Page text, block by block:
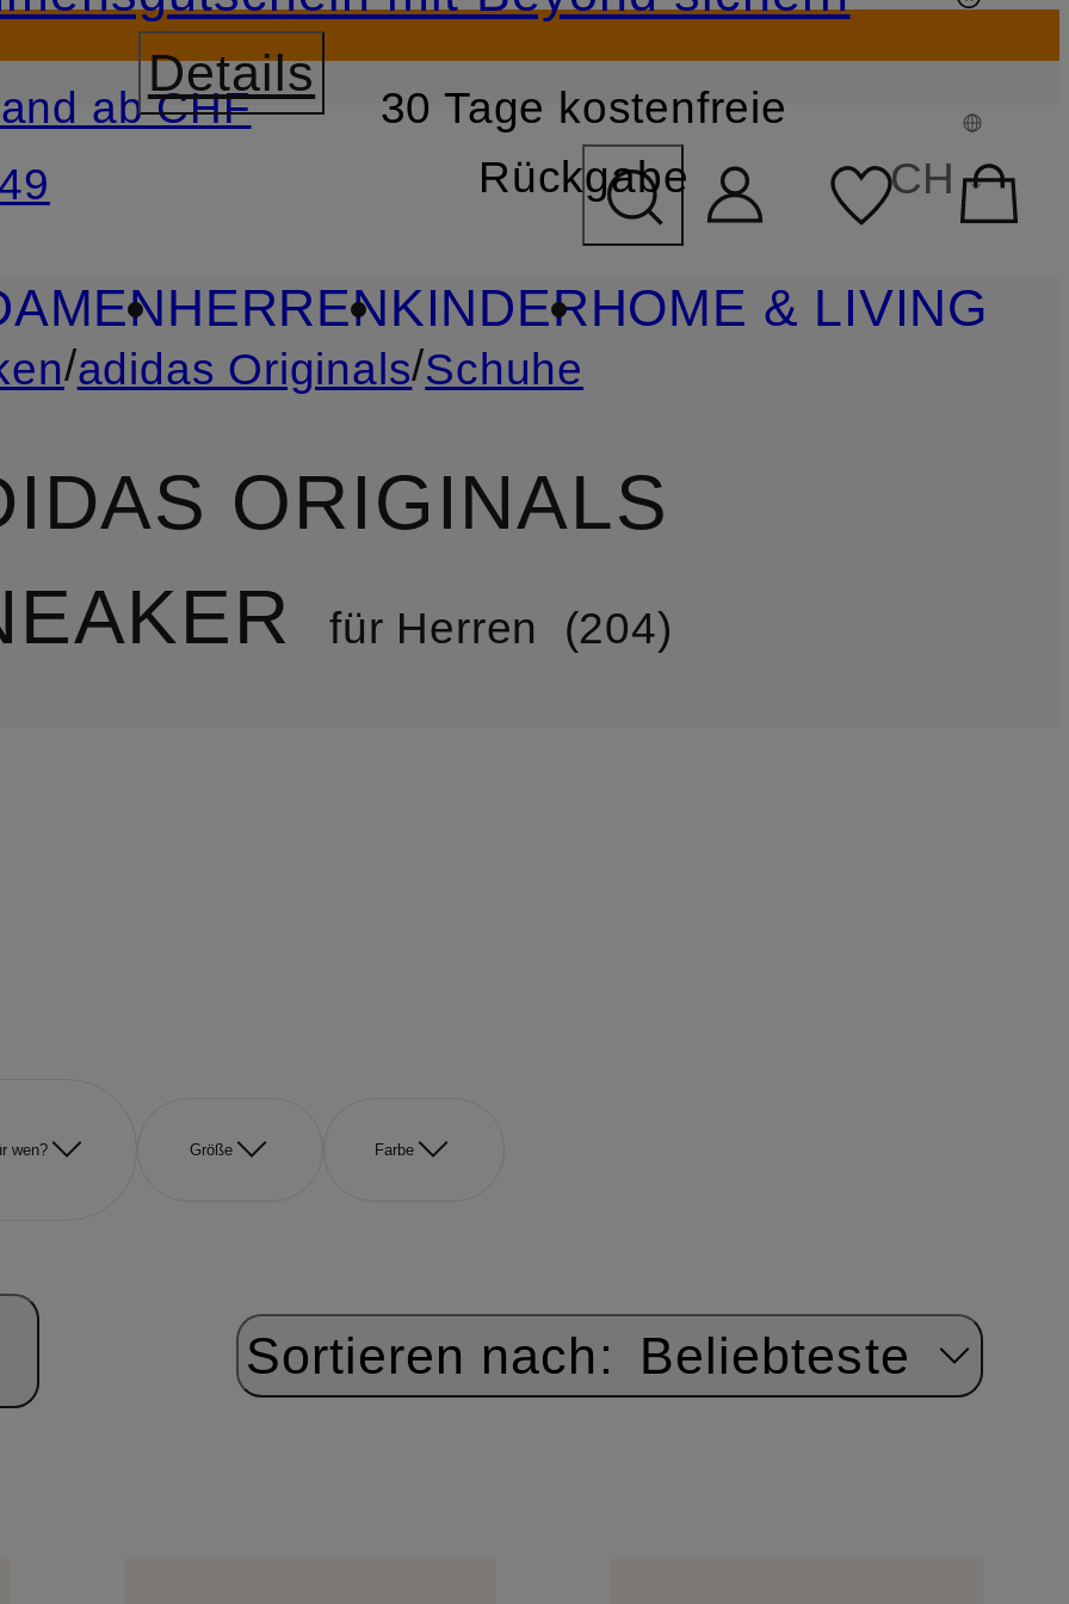
ZUM SUCHFELD ÜBERSPRINGEN
Details
ab CHF
30 Tage kostenfreie
Rückgabe
CH
HERRENKINDERHOME & LIVING
/adidas Originals/Schuhe
ORIGINALS
für Herren 204
wen? Größe Farbe
Sortieren nach: Beliebteste